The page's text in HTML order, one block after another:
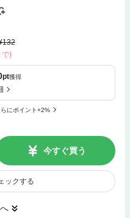
132
で)
pt獲得
にポイント+2%
今すぐ買う
ックする